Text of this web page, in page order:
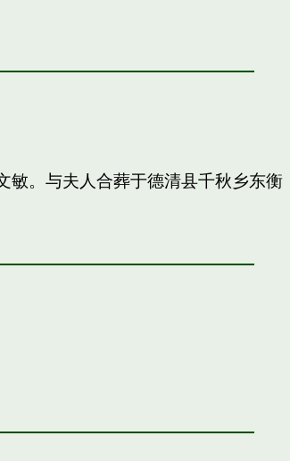
敏。与夫人合葬于德清县千秋乡东衡